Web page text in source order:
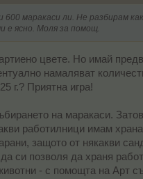
маракаси ли. Не разбирам
е ясно. Моля за помощ.
цвете. Но имай
намаляват
г.? Приятна игра!
на маракаси.
работилници имам
защото от някакви
си позволя да храня
- с помощта на Арт